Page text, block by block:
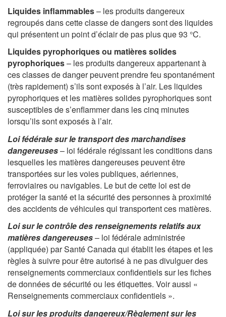
Liquides inflammables– les produits dangereux
regroupés dans cette classe de dangers sont des liquides
qui présentent un point d’éclair de pas plus que 93 °C.
Liquides pyrophoriques ou matières solides
pyrophoriques– les produits dangereux appartenant à
ces classes de danger peuvent prendre feu spontanément
(très rapidement) s’ils sont exposés à l’air. Les liquides
pyrophoriques et les matières solides pyrophoriques sont
susceptibles de s’enflammer dans les cinq minutes
lorsqu’ils sont exposés à l’air.
Loi fédérale sur le transport des marchandises
dangereuses– loi fédérale régissant les conditions dans
lesquelles les matières dangereuses peuvent être
transportées sur les voies publiques, aériennes,
ferroviaires ou navigables. Le but de cette loi est de
protéger la santé et la sécurité des personnes à proximité
des accidents de véhicules qui transportent ces matières.
Loi sur le contrôle des renseignements relatifs aux
matières dangereuses– loi fédérale administrée
(appliquée) par Santé Canada qui établit les étapes et les
règles à suivre pour être autorisé à ne pas divulguer des
renseignements commerciaux confidentiels sur les fiches
de données de sécurité ou les étiquettes. Voir aussi «
Renseignements commerciaux confidentiels ».
Loi sur les produits dangereux/Règlement sur les